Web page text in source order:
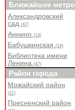
Ближайшее метро
Александровский
сад(47)
Аннино(14)
Бабушкинская(14)
Библиотека имени
Ленина(47)
Район города
Можайский район
(21)
Пресненский район